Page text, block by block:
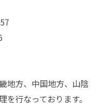
地方、中国地方、山陰
行なっております。